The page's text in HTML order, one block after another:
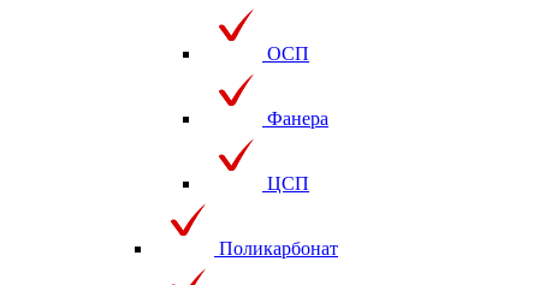
ОСП
Фанера
ЦСП
Поликарбонат